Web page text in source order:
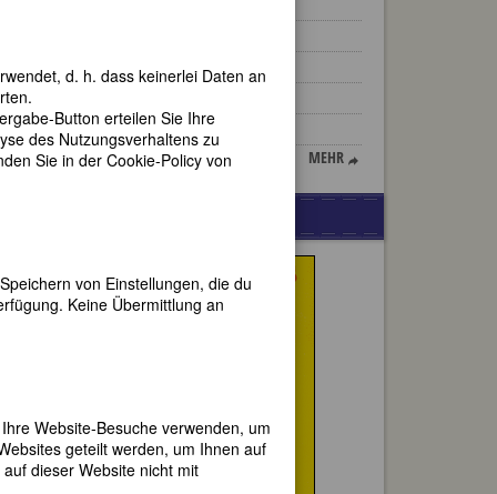
Laura Dahlmeier
Lita Grey Chaplin
MEHR
d. h. dass keinerlei Daten an
Button erteilen Sie Ihre
des Nutzungsverhaltens zu
Sie in der Cookie-Policy von
von Einstellungen, die du
Keine Übermittlung an
Website-Besuche verwenden, um
geteilt werden, um Ihnen auf
dieser Website nicht mit